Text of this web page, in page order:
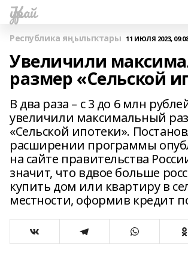
Ҡурай
Республика яңылыҡтары 11 ИЮЛЯ 2023,
Увеличили
размер «Сельской
В два раза – с 3 до 6 млн
увеличили максимальный
«Сельской ипотеки».
расширении программы
на сайте правительства
значит, что вдвое больше
купить дом или квартиру в
местности, оформив кредит